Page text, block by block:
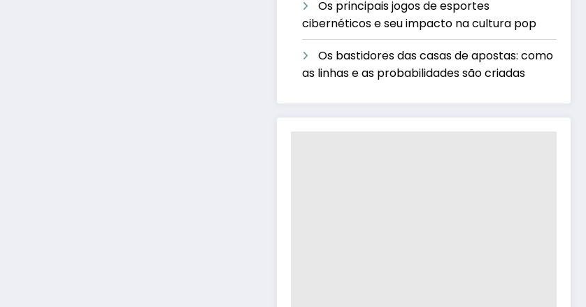
Os principais jogos de esportes
cibernéticos e seu impacto na cultura pop
Os bastidores das casas de apostas: como
as linhas e as probabilidades são criadas